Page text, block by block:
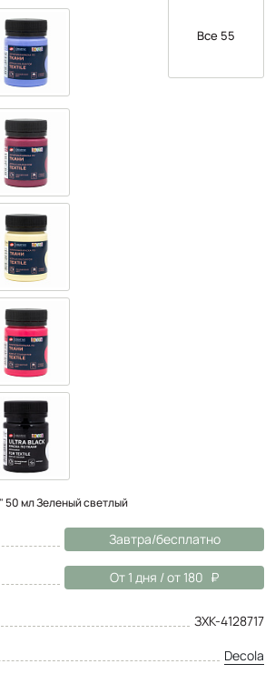
Все 55
50 мл Зеленый светлый
Завтра/бесплатно
От 1 дня / от 180
ЗХК-4128717
Decola